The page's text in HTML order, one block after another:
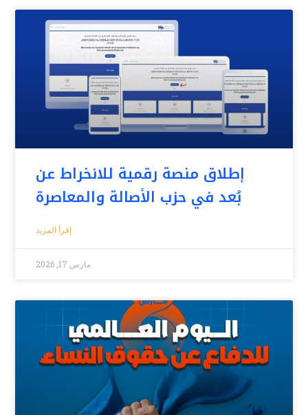
إطلاق منصة رقمية للانخراط عن
بُعد في حزب الأصالة والمعاصرة
إقرأ المزيد
مارس 17, 2026